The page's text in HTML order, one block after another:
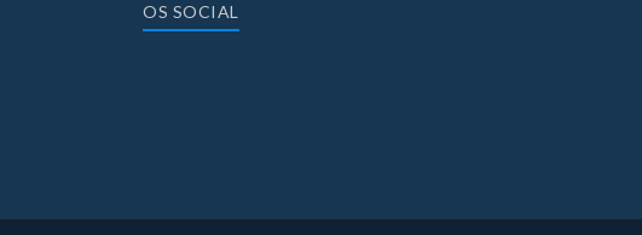
OS SOCIAL